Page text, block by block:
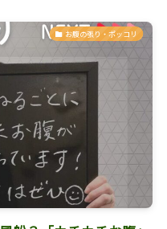
お腹の張り・ポッコリ